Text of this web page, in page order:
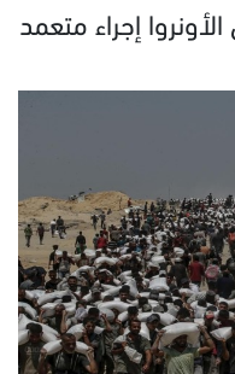
إجراء متعمد